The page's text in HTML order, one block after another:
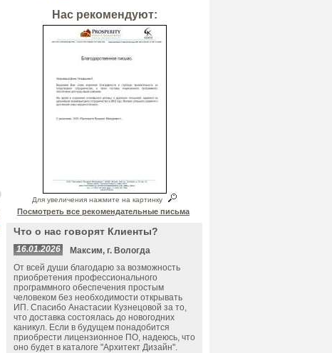
Нас рекомендуют:
Для увеличения нажмите на картинку
Посмотреть все рекомендательные письма
Что о нас говорят Клиенты?
16.01.2026
Максим, г. Вологда
От всей души благодарю за возможность
приобретения профессионального
программного обеспечения простым
человеком без необходимости открывать
ИП. Спасибо Анастасии Кузнецовой за то,
что доставка состоялась до новогодних
каникул. Если в будущем понадобится
приобрести лицензионное ПО, надеюсь, что
оно будет в каталоге "Архитект Дизайн".